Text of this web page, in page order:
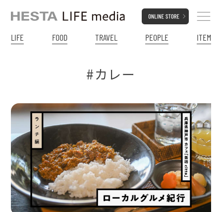
LIFE FOOD TRAVEL PEOPLE ITEM
#カレー